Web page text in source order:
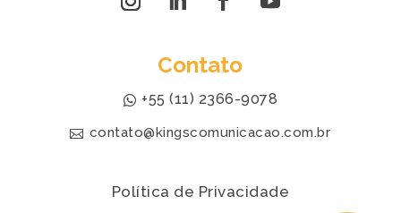
Contato
+55 (11) 2366-9078
contato@kingscomunicacao.com.br
Política de Privacidade